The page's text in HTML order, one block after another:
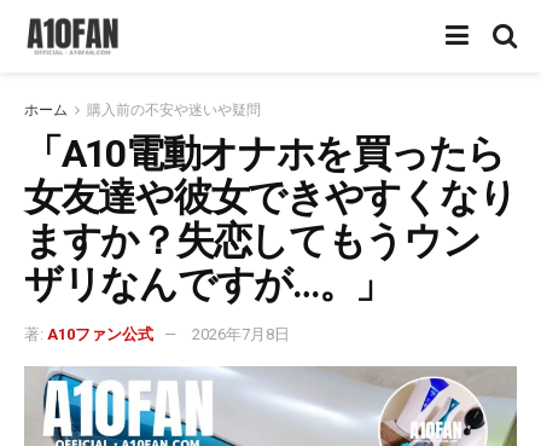
ホーム 購入前の不安や迷いや疑問
「A10電動オナホを買ったら
女友達や彼女できやすくなり
ますか？失恋してもうウン
ザリなんですが…。」
著: A10ファン公式 2026年7月8日